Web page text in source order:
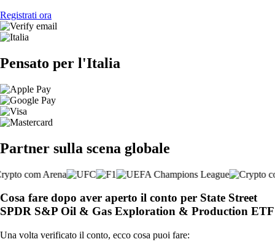
Registrati ora
Pensato per l'Italia
Partner sulla scena globale
Cosa fare dopo aver aperto il conto per State Street
SPDR S&P Oil & Gas Exploration & Production ETF
Una volta verificato il conto, ecco cosa puoi fare: